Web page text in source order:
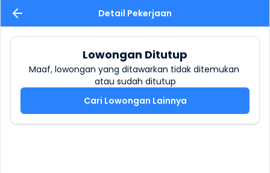
Detail Pekerjaan
Lowongan Ditutup
Maaf, lowongan yang ditawarkan tidak ditemukan
atau sudah ditutup
Cari Lowongan Lainnya